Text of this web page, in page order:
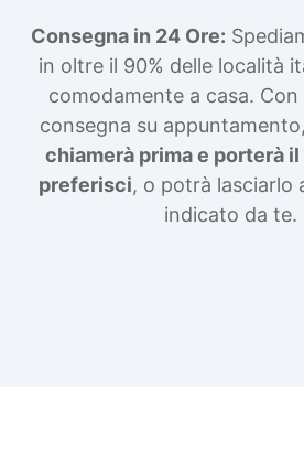
Consegna in 24 Ore:
in oltre il 90% delle località
comodamente a casa.
consegna su appuntamento,
chiamerà prima e porterà
preferisci, o potrà lasciarlo
indicato da te.